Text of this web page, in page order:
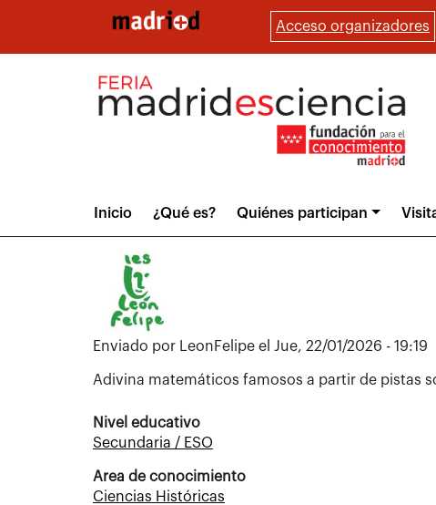
Acceso organizadores
Main
menuInicio ¿Qué es? Quiénes participan
Enviado por LeonFelipe el Jue, 22/01/2026 - 19:19
Adivina matemáticos famosos a partir de pistas
Nivel educativo
Secundaria / ESO
Area de conocimiento
Ciencias Históricas